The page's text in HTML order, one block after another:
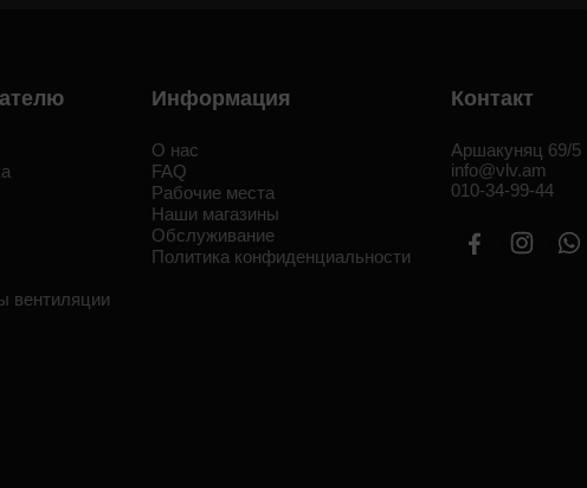
вентиляции
Информация
О нас
FAQ
Рабочие места
Наши магазины
Обслуживание
Политика конфиденциальности
Контакт
Аршакуняц 69/5
info@vlv.am
010-34-99-44